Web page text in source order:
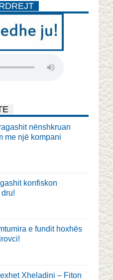
nënshkruan
me një kompani
konfiskon
e fundit hoxhës
Xheladini – Fiton